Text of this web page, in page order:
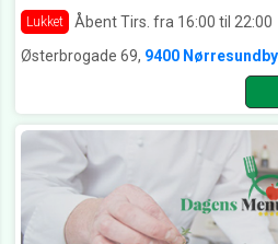
Lukket
Åbent Tirs. fra 16:00 til 22:00
Østerbrogade 69, 9400 Nørresundby